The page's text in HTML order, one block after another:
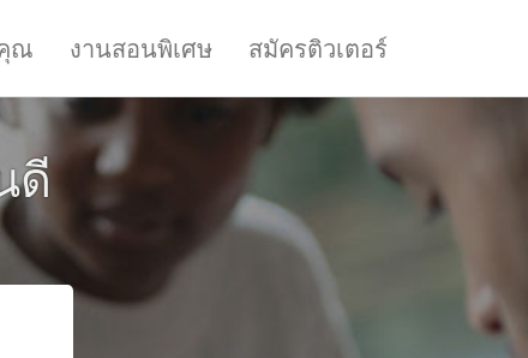
ณ งานสอนพิเศษ สมัครติวเตอร์
ดี